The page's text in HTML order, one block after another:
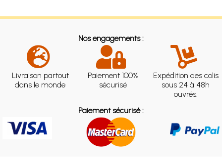
Nos engagements :
Livraison partout
dans le monde
Paiement 100%
sécurisé
Expédition des colis
sous 24 à 48h
ouvrés.
Paiement sécurisé :